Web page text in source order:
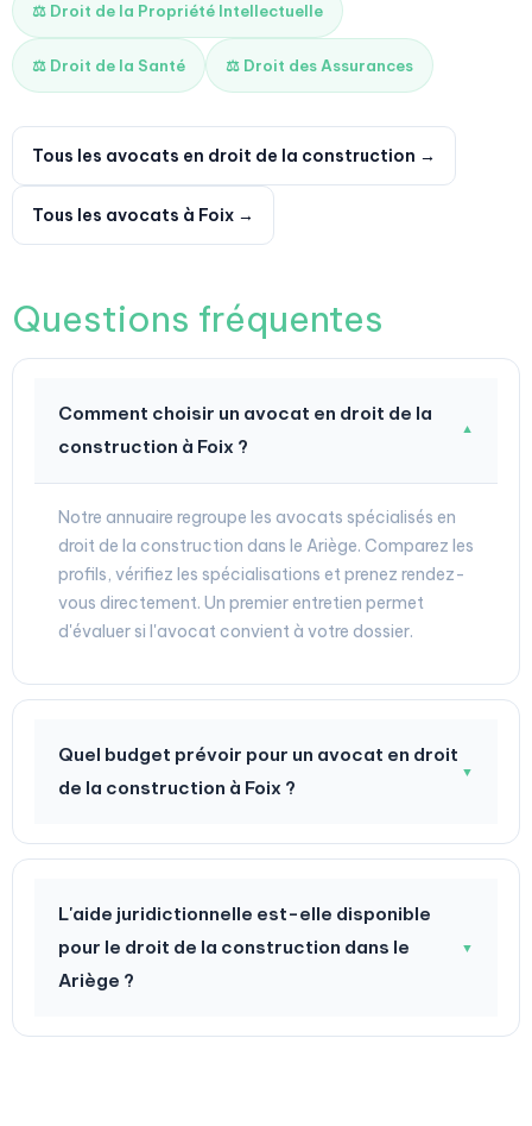
⚖️ Droit de la Propriété Intellectuelle
⚖️ Droit de la Santé ⚖️ Droit des Assurances
Tous les avocats en droit de la construction →
Tous les avocats à Foix →
Questions fréquentes
Comment choisir un avocat en droit de la
construction à Foix ?
▼
Notre annuaire regroupe les avocats spécialisés en
droit de la construction dans le Ariège. Comparez les
profils, vérifiez les spécialisations et prenez rendez-
vous directement. Un premier entretien permet
d'évaluer si l'avocat convient à votre dossier.
Quel budget prévoir pour un avocat en droit
de la construction à Foix ?
▼
L'aide juridictionnelle est-elle disponible
pour le droit de la construction dans le
Ariège ?
▼